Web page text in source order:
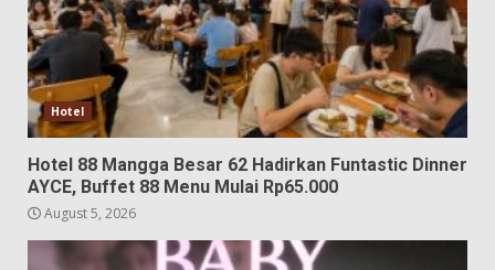
Hotel
Hotel 88 Mangga Besar 62 Hadirkan Funtastic Dinner
AYCE, Buffet 88 Menu Mulai Rp65.000
August 5, 2026